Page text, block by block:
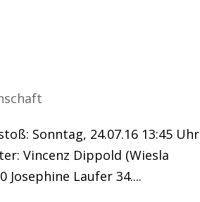
Sonntag, 24.07.16 13:45 Uhr
Vincenz Dippold (Wiesla
Josephine Laufer 34....